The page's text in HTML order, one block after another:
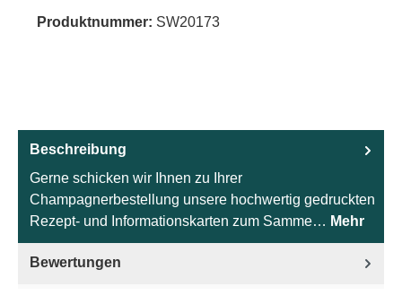
Produktnummer: SW20173
Beschreibung
Gerne schicken wir Ihnen zu Ihrer
Champagnerbestellung unsere hochwertig gedruckten
Rezept- und Informationskarten zum Samme… Mehr
Bewertungen